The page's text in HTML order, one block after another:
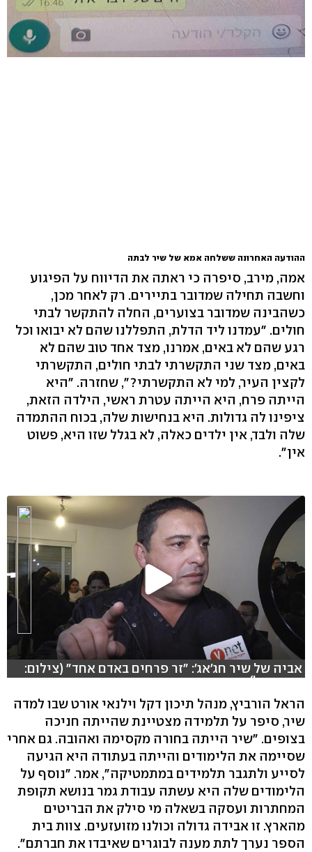
ההודעה האחרונה ששלחה אמא של שיר לבתה
אמה, מירב, סיפרה כי ראתה את הדיווח על הפיגוע
וחשבה תחילה שמדובר בתיירים. רק לאחר מכן,
כשהבינה שמדובר בצוערים, החלה להתקשר לבתי
חולים. "עמדנו ליד הדלת, התפללנו שהם לא יבואו וכל
רגע שהם לא באים, אמרנו, מצד אחד טוב שהם לא
באים, מצד שני התקשרתי לבתי חולים, התקשרתי
לקצין העיר, למי לא התקשרתי?", שחזרה. "היא
הייתה פרח, היא הייתה עטרת ראשי, הילדה הזאת,
ציפינו לה גדולות. היא בנחישות שלה, בכוח ההתמדה
שלה ולבד, אין ילדים כאלה, לא בגלל שזו היא, פשוט
אין".
אביה של שיר חג'אג': "זר פרחים באדם אחד" (צילום:
אסף מגל)
הראל הורביץ, מנהל תיכון דקל וילנאי אורט שבו למדה
שיר, סיפר על תלמידה מצטיינת שהייתה חניכה
בצופים. "שיר הייתה בחורה מקסימה ואהובה. גם אחרי
שסיימה את הלימודים והייתה בעתודה היא הגיעה
לסייע ולתגבר תלמידים במתמטיקה", אמר. "נוסף על
הלימודים שלה היא עשתה עבודת גמר בנושא תקופת
המחתרות ועסקה בשאלה מי סילק את הבריטים
מהארץ. זו אבידה גדולה וכולנו מזועזעים. צוות בית
הספר נערך לתת מענה לבוגרים שאיבדו את חברתם".